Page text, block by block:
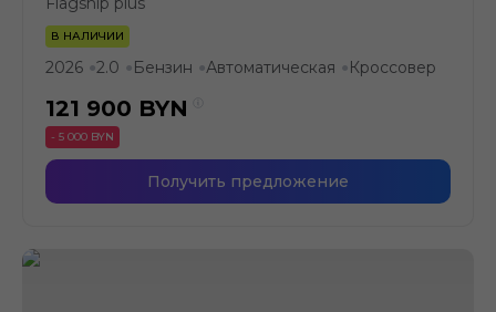
В НАЛИЧИИ
2026 ●2.0 ● Бензин ●Автоматическая ● Кроссовер
121 900 BYN
- 5 000 BYN
Получить предложение